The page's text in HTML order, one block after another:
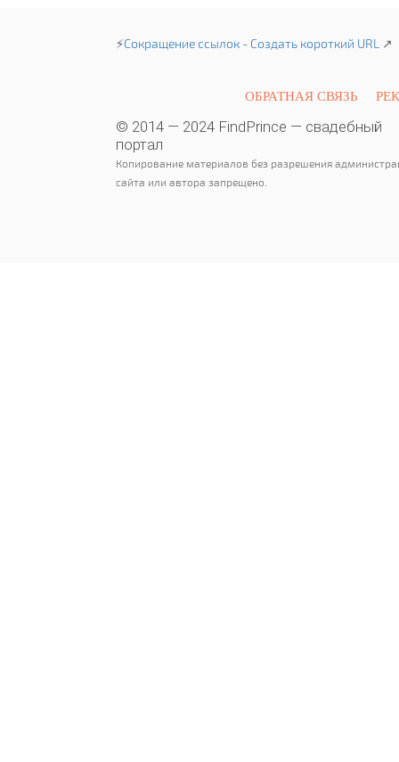
⚡Сокращение ссылок - Создать короткий URL ↗
ОБРАТНАЯ СВЯЗЬ
© 2014 — 2024 FindPrince — свадебный
портал
Копирование материалов без разрешения
сайта или автора запрещено.